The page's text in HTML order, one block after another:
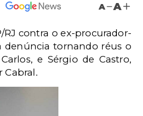
A A
RJ contra o ex-procurador-
denúncia tornando réus o
e Sérgio de Castro,